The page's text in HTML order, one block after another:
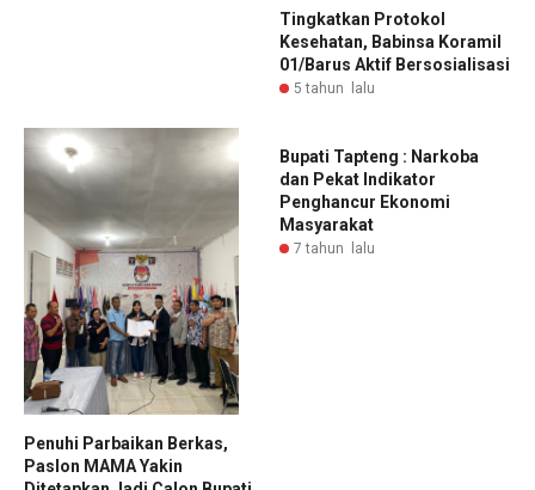
Tingkatkan Protokol
Kesehatan, Babinsa Koramil
01/Barus Aktif Bersosialisasi
5 tahun lalu
Penuhi Parbaikan Berkas,
Paslon MAMA Yakin
Bupati Tapteng : Narkoba
dan Pekat Indikator
Penghancur Ekonomi
Masyarakat
7 tahun lalu